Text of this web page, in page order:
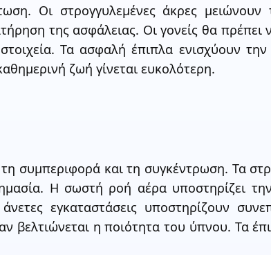
Οι στρογγυλεμένες άκρες μειώνουν
της ασφάλειας. Οι γονείς θα πρέπει
Τα ασφαλή έπιπλα ενισχύουν
ζωή γίνεται ευκολότερη.
συμπεριφορά και τη συγκέντρωση. Τα
Η σωστή ροή αέρα υποστηρίζει
εγκαταστάσεις υποστηρίζουν
βελτιώνεται η ποιότητα του ύπνου. Τα